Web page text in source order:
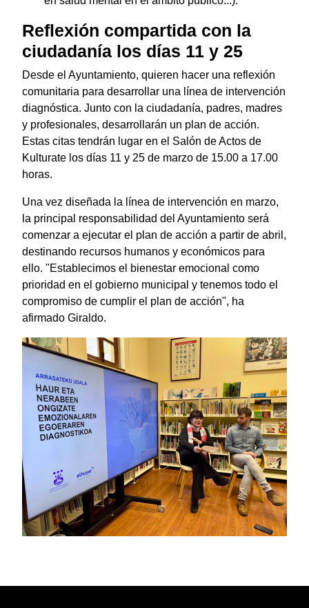
Reflexión compartida con la
ciudadanía los días 11 y 25
Desde el Ayuntamiento, quieren hacer una reflexión
comunitaria para desarrollar una línea de intervención
diagnóstica. Junto con la ciudadanía, padres, madres
y profesionales, desarrollarán un plan de acción.
Estas citas tendrán lugar en el Salón de Actos de
Kulturate los días 11 y 25 de marzo de 15.00 a 17.00
horas.
Una vez diseñada la línea de intervención en marzo,
la principal responsabilidad del Ayuntamiento será
comenzar a ejecutar el plan de acción a partir de abril,
destinando recursos humanos y económicos para
ello. "Establecimos el bienestar emocional como
prioridad en el gobierno municipal y tenemos todo el
compromiso de cumplir el plan de acción", ha
afirmado Giraldo.